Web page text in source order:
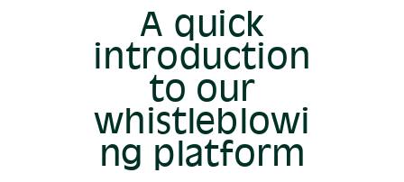
A quick
introduction
to our
whistleblowi
ng platform